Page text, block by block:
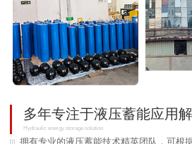
多年专注于液压蓄能应用
Hydraulic energy storage solution
拥有专业的液压蓄能技术精英团队，可根